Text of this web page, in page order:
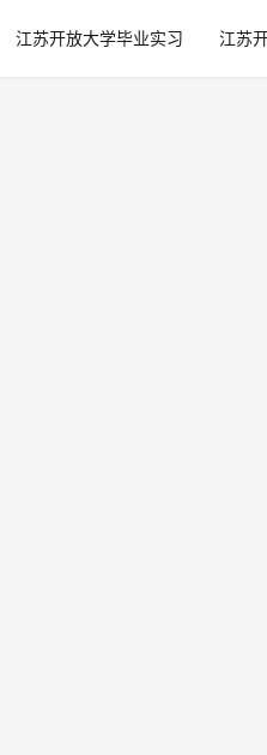
江苏开放大学毕业实习 江苏